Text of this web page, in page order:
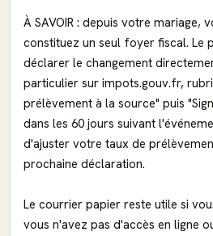
À SAVOIR : depuis votre mariage,
constituez un seul foyer fiscal. Le
déclarer le changement
particulier sur impots.gouv.fr,
prélèvement à la source" puis
dans les 60 jours suivant
d'ajuster votre taux de
prochaine déclaration.
Le courrier papier reste utile si
vous n'avez pas d'accès en ligne